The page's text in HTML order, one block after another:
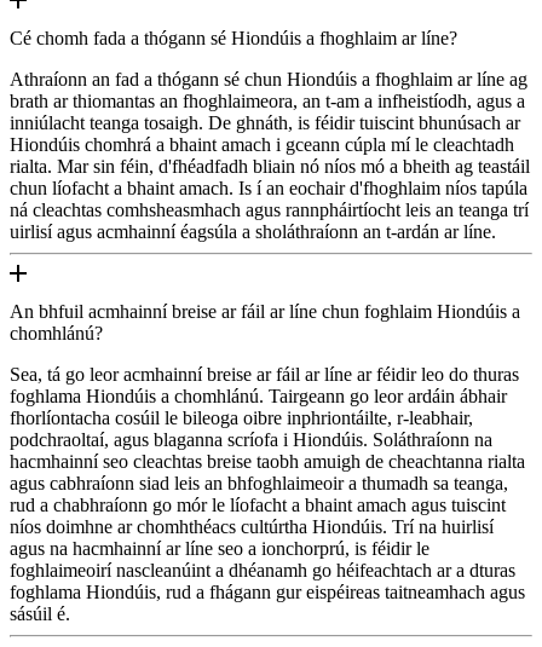
Cé chomh fada a thógann sé Hiondúis a fhoghlaim ar líne?
Athraíonn an fad a thógann sé chun Hiondúis a fhoghlaim ar líne ag
brath ar thiomantas an fhoghlaimeora, an t-am a infheistíodh, agus a
inniúlacht teanga tosaigh. De ghnáth, is féidir tuiscint bhunúsach ar
Hiondúis chomhrá a bhaint amach i gceann cúpla mí le cleachtadh
rialta. Mar sin féin, d'fhéadfadh bliain nó níos mó a bheith ag teastáil
chun líofacht a bhaint amach. Is í an eochair d'fhoghlaim níos tapúla
ná cleachtas comhsheasmhach agus rannpháirtíocht leis an teanga trí
uirlisí agus acmhainní éagsúla a sholáthraíonn an t-ardán ar líne.
An bhfuil acmhainní breise ar fáil ar líne chun foghlaim Hiondúis a
chomhlánú?
Sea, tá go leor acmhainní breise ar fáil ar líne ar féidir leo do thuras
foghlama Hiondúis a chomhlánú. Tairgeann go leor ardáin ábhair
fhorlíontacha cosúil le bileoga oibre inphriontáilte, r-leabhair,
podchraoltaí, agus blaganna scríofa i Hiondúis. Soláthraíonn na
hacmhainní seo cleachtas breise taobh amuigh de cheachtanna rialta
agus cabhraíonn siad leis an bhfoghlaimeoir a thumadh sa teanga,
rud a chabhraíonn go mór le líofacht a bhaint amach agus tuiscint
níos doimhne ar chomhthéacs cultúrtha Hiondúis. Trí na huirlisí
agus na hacmhainní ar líne seo a ionchorprú, is féidir le
foghlaimeoirí nascleanúint a dhéanamh go héifeachtach ar a dturas
foghlama Hiondúis, rud a fhágann gur eispéireas taitneamhach agus
sásúil é.